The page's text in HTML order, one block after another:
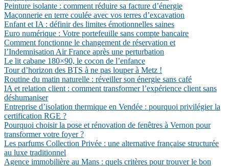
Peinture isolante : comment réduire sa facture d’énergie
Maçonnerie en terre coulée avec vos terres d’excavation
Enfant et IA : définir des limites émotionnelles saines
Euro numérique : Votre portefeuille sans compte bancaire
Comment fonctionne le changement de réservation et
l’Indemnisation Air France après une perturbation
Le lit cabane 180×90, le cocon de l’enfance
Tour d’horizon des BTS à ne pas louper à Metz !
Routine du matin naturelle : réveiller son énergie sans café
IA et relation client : comment transformer l’expérience client sans
déshumaniser
Entreprise d’isolation thermique en Vendée : pourquoi privilégier la
certification RGE ?
Pourquoi choisir la pose et rénovation de fenêtres à Vernon pour
transformer votre foyer ?
Les parfums Collection Privée : une alternative française structurée
au luxe traditionnel
Agence immobilière au Mans : quels critères pour trouver le bon